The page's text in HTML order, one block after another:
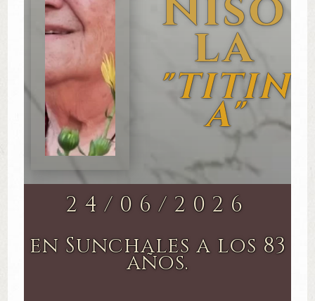
la
"TITIN
A"
24/06/2026
en Sunchales a los 83
años.